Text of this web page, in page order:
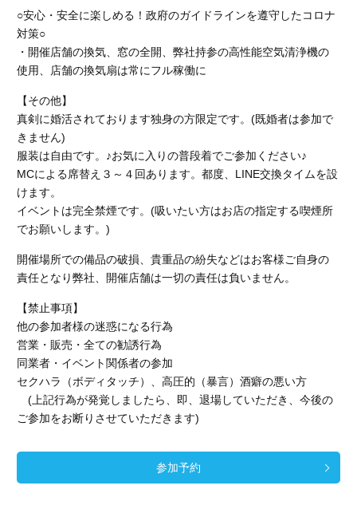
○安心・安全に楽しめる！政府のガイドラインを遵守したコロナ
対策○
・開催店舗の換気、窓の全開、弊社持参の高性能空気清浄機の
使用、店舗の換気扇は常にフル稼働に
【その他】
真剣に婚活されております独身の方限定です。(既婚者は参加で
きません)
服装は自由です。♪お気に入りの普段着でご参加ください♪
MCによる席替え３～４回あります。都度、LINE交換タイムを設
けます。
イベントは完全禁煙です。(吸いたい方はお店の指定する喫煙所
でお願いします。)
開催場所での備品の破損、貴重品の紛失などはお客様ご自身の
責任となり弊社、開催店舗は一切の責任は負いません。
【禁止事項】
他の参加者様の迷惑になる行為
営業・販売・全ての勧誘行為
同業者・イベント関係者の参加
セクハラ（ボディタッチ）、高圧的（暴言）酒癖の悪い方
(上記行為が発覚しましたら、即、退場していただき、今後の
ご参加をお断りさせていただきます)
参加予約